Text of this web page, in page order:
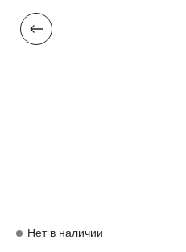
АКСЕССУАРЫ
Нет в наличии